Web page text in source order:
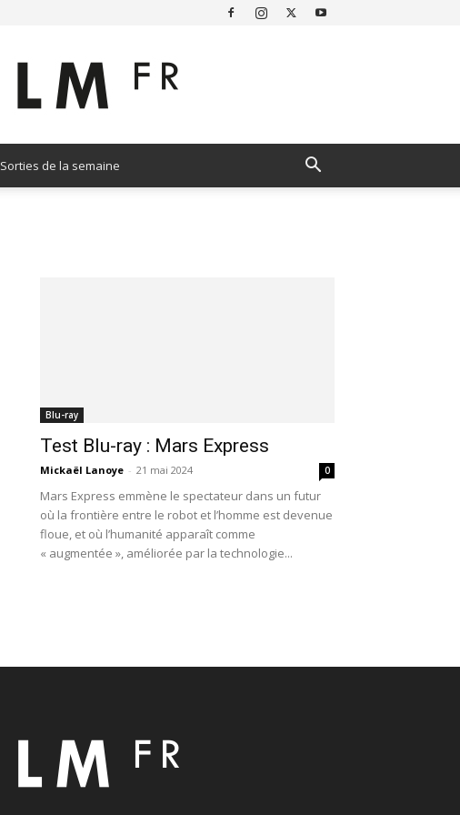
Sorties de la semaine
Blu-ray
Test Blu-ray : Mars Express
Mickaël Lanoye - 21 mai 2024 0
Mars Express emmène le spectateur dans un futur
où la frontière entre le robot et l’homme est devenue
floue, et où l’humanité apparaît comme
« augmentée », améliorée par la technologie...